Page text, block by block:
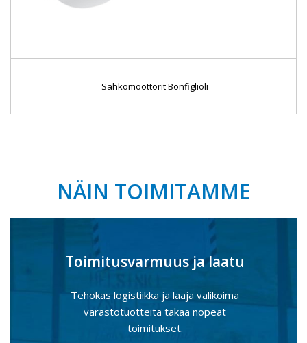
Sähkömoottorit Bonfiglioli
NÄIN TOIMITAMME
Toimitusvarmuus ja laatu
Tehokas logistiikka ja laaja valikoima
varastotuotteita takaa nopeat
toimitukset.